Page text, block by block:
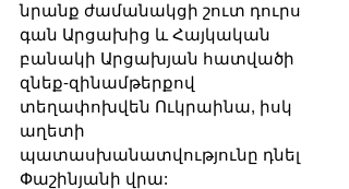
նրանք ժամանակցի շուտ դուրս
գան Արցախից և Հայկական
բանակի Արցախյան հատվածի
զնեք-զինամթերքով
տեղափոխվեն Ուկրաինա, իսկ
աղետի
պատասխանատվությունը դնել
Փաշինյանի վրա: